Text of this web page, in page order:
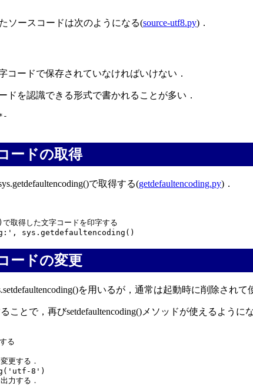
ソースコードは次のようになる(source-utf8.py)．
コードで保存されていなければいけない．
ドを認識できる形式で書かれることが多い．
ードの取得
で取得する(getdefaultencoding.py)．
した文字コードを印字する
ードの変更
を用いるが，通常は起動時に削除され
ことで，再びsetdefaultencoding()メソッドが使えるように
る
更する．
8')
力する．